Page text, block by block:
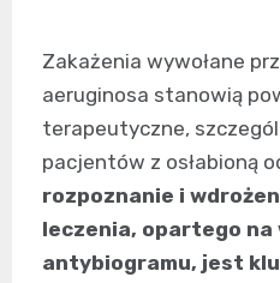
Zakażenia wywołane
aeruginosa stanowią
terapeutyczne,
pacjentów z osłabioną
rozpoznanie i
leczenia, opartego na
antybiogramu, jest